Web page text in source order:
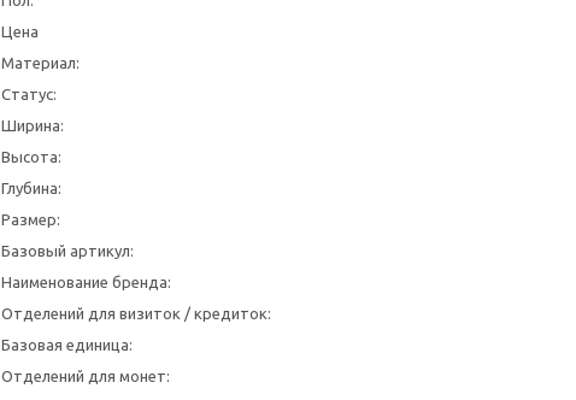
Цена
Материал:
Статус:
Ширина:
Высота:
Глубина:
Размер:
Базовый артикул:
Наименование бренда:
Отделений для визиток / кредиток:
Базовая единица:
Отделений для монет: